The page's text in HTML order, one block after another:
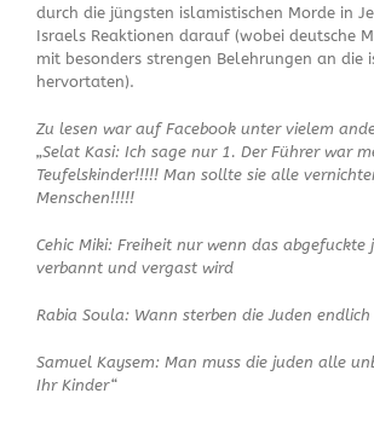
durch die jüngsten islamistischen Morde in
Israels Reaktionen darauf (wobei deutsche
mit besonders strengen Belehrungen an die
hervortaten).
Zu lesen war auf Facebook unter vielem
„Selat Kasi: Ich sage nur 1. Der Führer war
Teufelskinder!!!!! Man sollte sie alle
Menschen!!!!!
Cehic Miki: Freiheit nur wenn das abgefuckte
verbannt und vergast wird
Rabia Soula: Wann sterben die Juden endlich
Samuel Kaysem: Man muss die juden alle
Ihr Kinder“